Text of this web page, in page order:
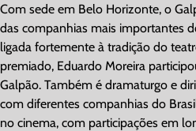
Com sede em Belo Horizonte, o
das companhias mais importantes
ligada fortemente à tradição do
premiado, Eduardo Moreira
Galpão. Também é dramaturgo e
com diferentes companhias do
no cinema, com participações em